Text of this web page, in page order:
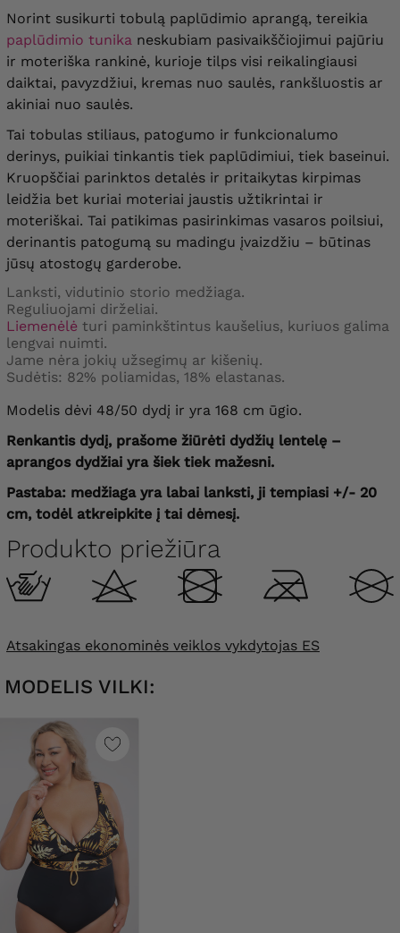
Norint susikurti tobulą paplūdimio aprangą, tereikia
paplūdimio tunika neskubiam pasivaikščiojimui pajūriu
ir moteriška rankinė, kurioje tilps visi reikalingiausi
daiktai, pavyzdžiui, kremas nuo saulės, rankšluostis ar
akiniai nuo saulės.
Tai tobulas stiliaus, patogumo ir funkcionalumo
derinys, puikiai tinkantis tiek paplūdimiui, tiek baseinui.
Kruopščiai parinktos detalės ir pritaikytas kirpimas
leidžia bet kuriai moteriai jaustis užtikrintai ir
moteriškai. Tai patikimas pasirinkimas vasaros poilsiui,
derinantis patogumą su madingu įvaizdžiu – būtinas
jūsų atostogų garderobe.
Lanksti, vidutinio storio medžiaga.
Reguliuojami dirželiai.
Liemenėlė turi paminkštintus kaušelius, kuriuos galima
lengvai nuimti.
Jame nėra jokių užsegimų ar kišenių.
Sudėtis: 82% poliamidas, 18% elastanas.
Modelis dėvi 48/50 dydį ir yra 168 cm ūgio.
Renkantis dydį, prašome žiūrėti dydžių lentelę –
aprangos dydžiai yra šiek tiek mažesni.
Pastaba: medžiaga yra labai lanksti, ji tempiasi +/- 20
cm, todėl atkreipkite į tai dėmesį.
Produkto priežiūra
Atsakingas ekonominės veiklos vykdytojas ES
MODELIS VILKI: